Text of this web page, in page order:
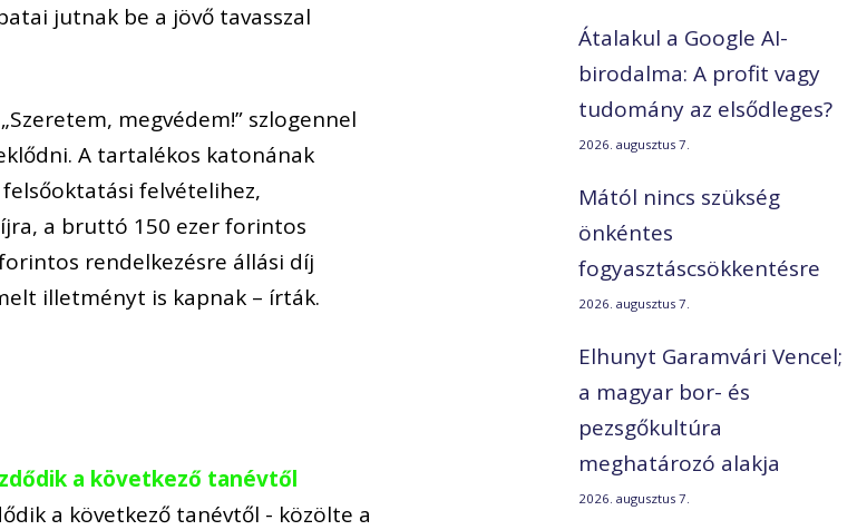
jutnak be a jövő tavasszal
megvédem!” szlogennel
A tartalékos katonának
felvételihez,
a bruttó 150 ezer forintos
rendelkezésre állási díj
illetményt is kapnak – írták.
a következő tanévtől
a következő tanévtől - közölte a
Átalakul a Google AI-
birodalma: A profit vagy
tudomány az elsődleges?
2026. augusztus 7.
Mától nincs szükség
önkéntes
fogyasztáscsökkentésre
2026. augusztus 7.
Elhunyt Garamvári Vencel;
a magyar bor- és
pezsgőkultúra
meghatározó alakja
2026. augusztus 7.